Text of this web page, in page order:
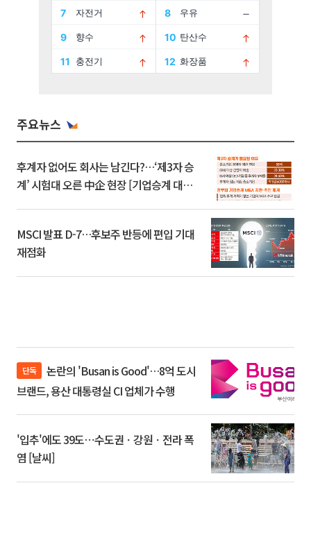
주요뉴스
후계자 없어도 회사는 남긴다?…‘제3자 승
계’ 시험대 오른 中企 현장 [기업승계 대전
MSCI 발표 D-7…후보주 반등에 편입 기대
재점화
단독
브랜드, 용산 대통령실 CI 업체가 수행
'입추'에도 39도⋯수도권ㆍ강원ㆍ전라 폭
염 [날씨]